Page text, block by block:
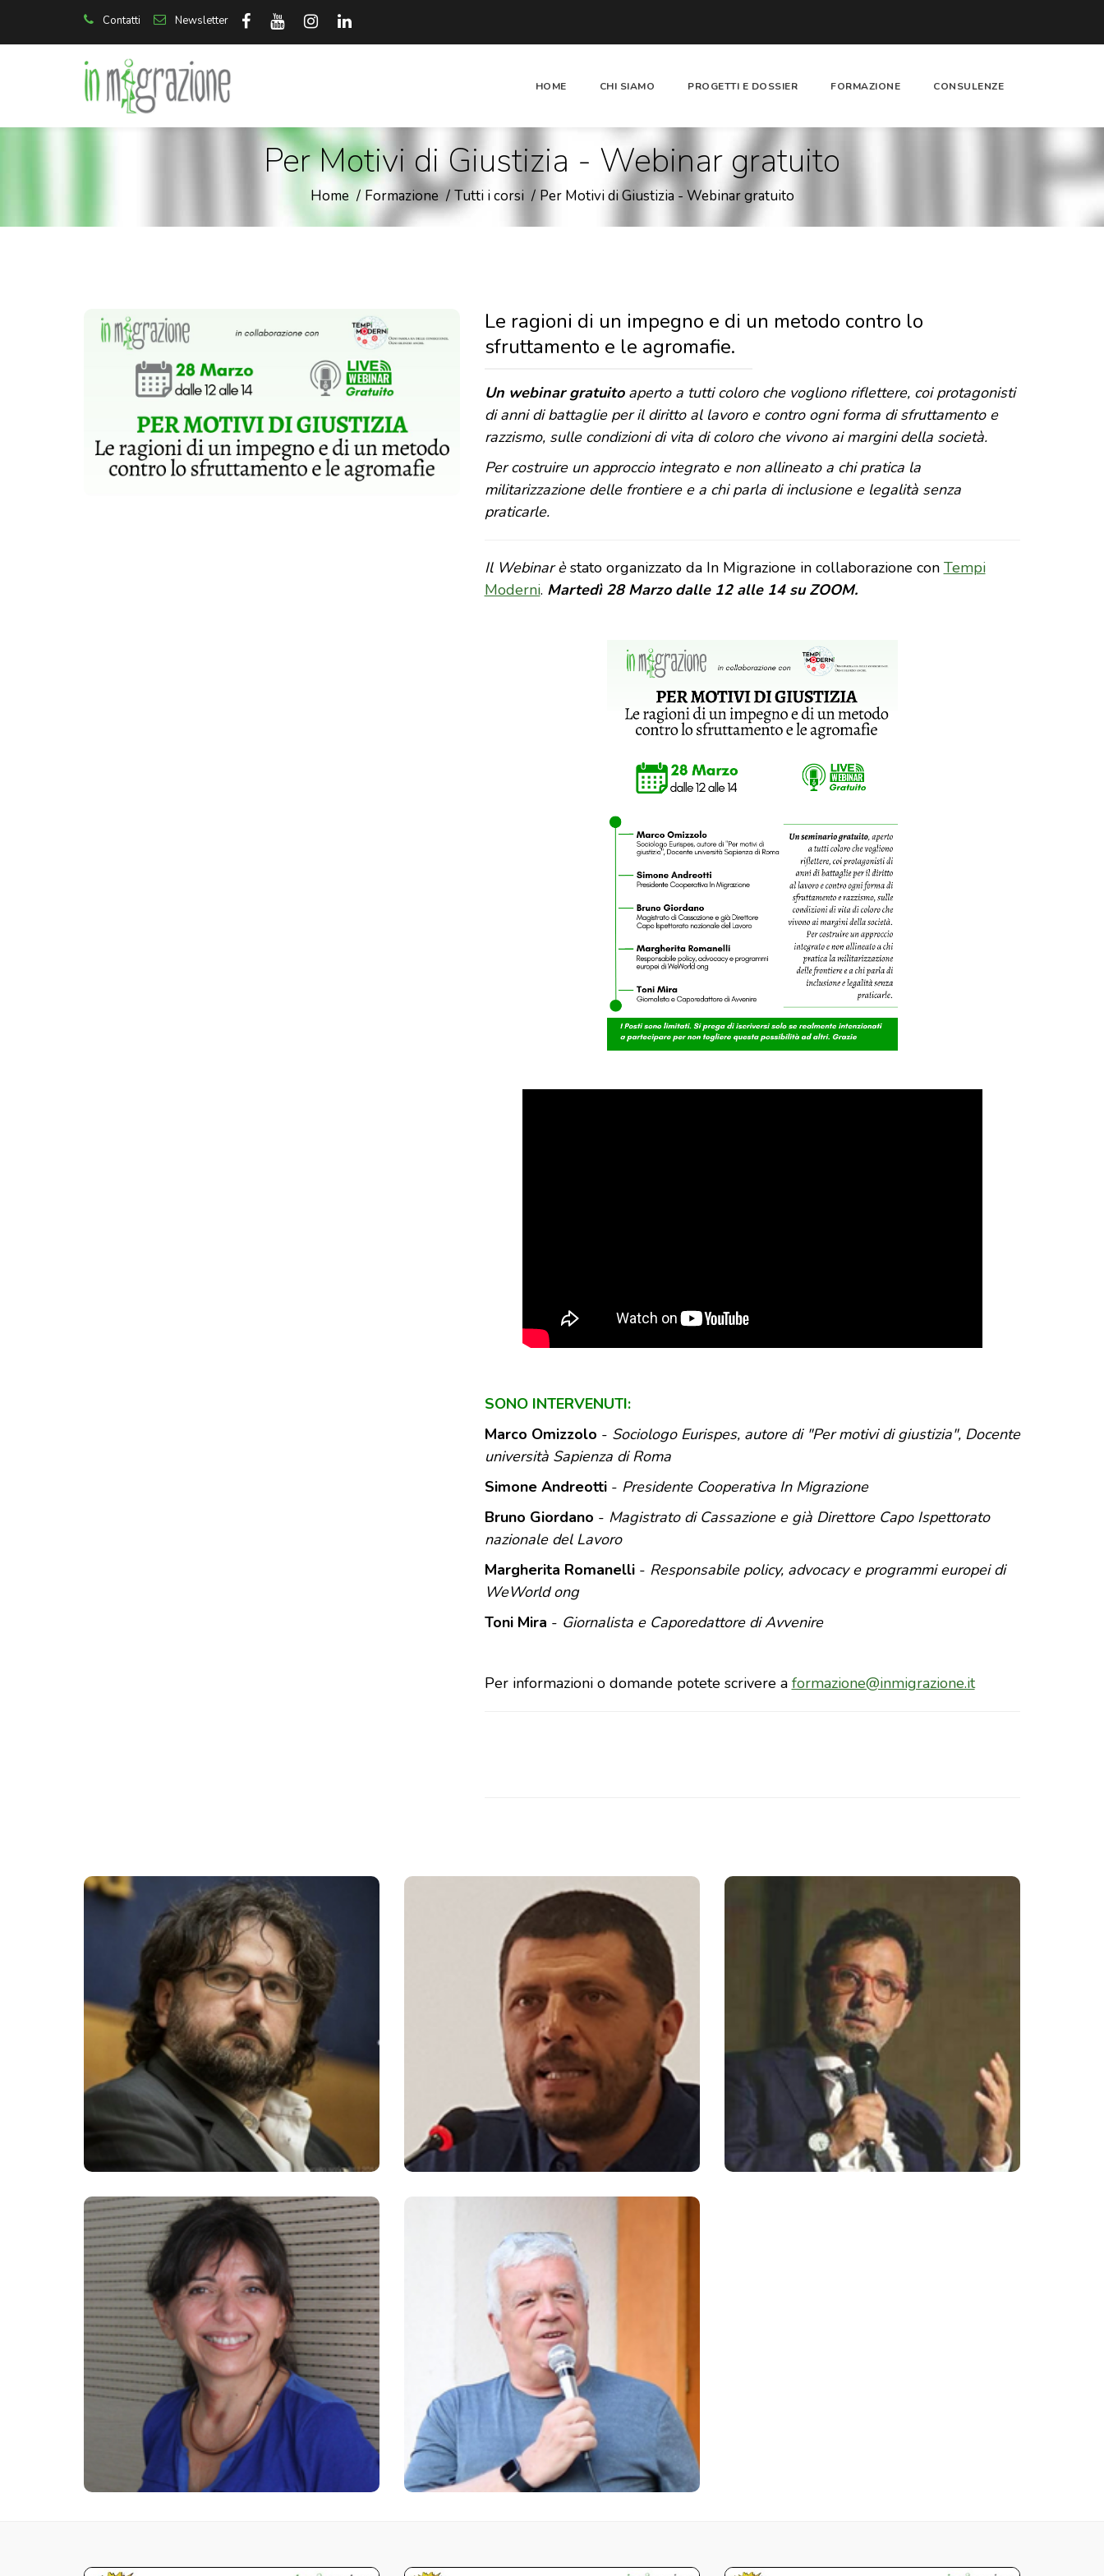
Contatti Newsletter
HOME CHI SIAMO PROGETTI E DOSSIER FORMAZIONE CONSULENZE
Per Motivi di Giustizia - Webinar gratuito
Home Formazione Tutti i corsi Per Motivi di Giustizia - Webinar gratuito
Le ragioni di un impegno e di un metodo contro lo
sfruttamento e le agromafie.
Un webinar gratuitoaperto a tutti coloro che vogliono riflettere, coi protagonisti
di anni di battaglie per il diritto al lavoro e contro ogni forma di sfruttamento e
razzismo, sulle condizioni di vita di coloro che vivono ai margini della società.
Per costruire un approccio integrato e non allineato a chi pratica la
militarizzazione delle frontiere e a chi parla di inclusione e legalità senza
praticarle.
Il Webinar èstato organizzato da In Migrazione in collaborazione con Tempi
Moderni. Martedì 28 Marzo dalle 12 alle 14 su ZOOM.
SONO INTERVENUTI:
Marco Omizzolo - Sociologo Eurispes, autore di "Per motivi di giustizia", Docente
università Sapienza di Roma
Simone Andreotti- Presidente Cooperativa In Migrazione
Bruno Giordano - Magistrato di Cassazione e già Direttore Capo Ispettorato
nazionale del Lavoro
Margherita Romanelli- Responsabile policy, advocacy e programmi europei di
WeWorld ong
Toni Mira - Giornalista e Caporedattore di Avvenire
Per informazioni o domande potete scrivere a formazione@inmigrazione.it